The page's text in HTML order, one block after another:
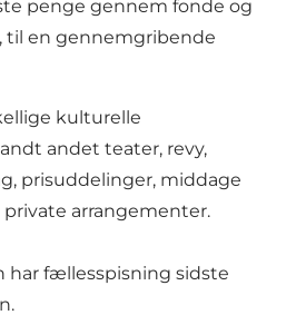
penge gennem fonde og
til en gennemgribende
kulturelle
andet teater, revy,
prisuddelinger, middage
arrangementer.
har fællesspisning sidste